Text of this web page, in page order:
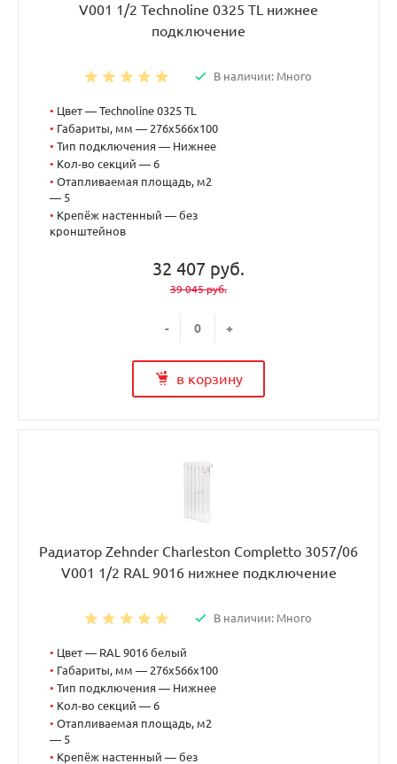
V001 1/2 Technoline 0325 TL нижнее
подключение
В наличии: Много
• Цвет — Technoline 0325 TL
• Габариты, мм — 276x566x100
• Тип подключения — Нижнее
• Кол-во секций — 6
• Отапливаемая площадь, м2
— 5
• Крепёж настенный — без
кронштейнов
32 407 руб.
39 045 руб.
- +
в корзину
Радиатор Zehnder Charleston Completto 3057/06
V001 1/2 RAL 9016 нижнее подключение
В наличии: Много
• Цвет — RAL 9016 белый
• Габариты, мм — 276x566x100
• Тип подключения — Нижнее
• Кол-во секций — 6
• Отапливаемая площадь, м2
— 5
• Крепёж настенный — без